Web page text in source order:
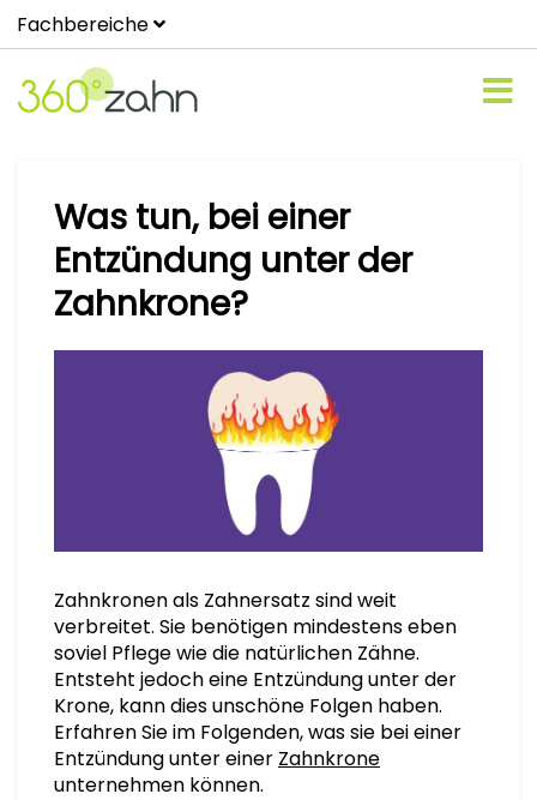
Fachbereiche
Was tun, bei einer
Entzündung unter der
Zahnkrone?
Zahnkronen als Zahnersatz sind weit
verbreitet. Sie benötigen mindestens eben
soviel Pflege wie die natürlichen Zähne.
Entsteht jedoch eine Entzündung unter der
Krone, kann dies unschöne Folgen haben.
Erfahren Sie im Folgenden, was sie bei einer
Entzündung unter einer Zahnkrone
unternehmen können.